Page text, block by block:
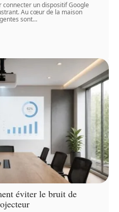
un dispositif Google
Au cœur de la maison
sont…
éviter le bruit de